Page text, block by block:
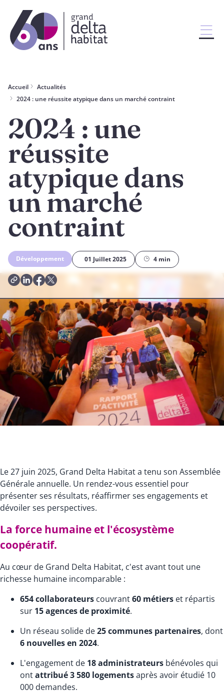
Accueil
Actualités
2024 : une réussite atypique dans un marché contraint
2024 : une
réussite
atypique dans
un marché
contraint
Développement 01 Juillet 2025 4 min
Le 27 juin 2025, Grand Delta Habitat a tenu son Assemblée
Générale annuelle. Un rendez-vous essentiel pour
présenter ses résultats, réaffirmer ses engagements et
dévoiler ses perspectives.
La force humaine et l'écosystème
coopératif.
Au cœur de Grand Delta Habitat, c'est avant tout une
richesse humaine incomparable :
654 collaborateurs couvrant60 métiers et répartis
sur 15 agences de proximité.
Un réseau solide de25 communes partenaires, dont
6 nouvelles en 2024.
L'engagement de 18 administrateurs bénévoles qui
ontattribué 3 580 logementsaprès avoir étudié 10
000 demandes.